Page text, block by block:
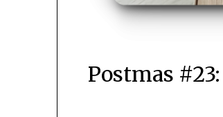
Postmas